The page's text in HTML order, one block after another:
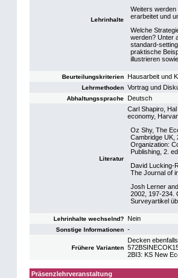
Lehrinhalte
Weiters
erarbeitet und
Welche
werden? Unter
standard-
praktische
illustrieren
Beurteilungskriterien Hausarbeit und
Lehrmethoden Vortrag und
Abhaltungssprache Deutsch
Literatur
Carl Shapiro,
economy,
Oz Shy, The
Cambridge UK,
Organization:
Publishing, 2.
David Lucking-
The Journal of
Josh Lerner
2002, 197-234.
Surveyartikel
Lehrinhalte wechselnd? Nein
Sonstige Informationen -
Frühere Varianten
Decken
2BI3: KS New
Präsenzlehrveranstaltung